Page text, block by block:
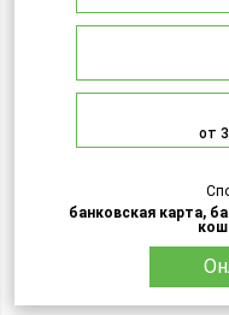
от
банковская карта,